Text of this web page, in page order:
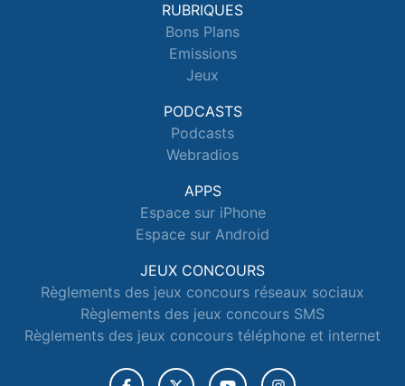
RUBRIQUES
Bons Plans
Emissions
Jeux
PODCASTS
Podcasts
Webradios
APPS
Espace sur iPhone
Espace sur Android
JEUX CONCOURS
Règlements des jeux concours réseaux sociaux
Règlements des jeux concours SMS
Règlements des jeux concours téléphone et internet